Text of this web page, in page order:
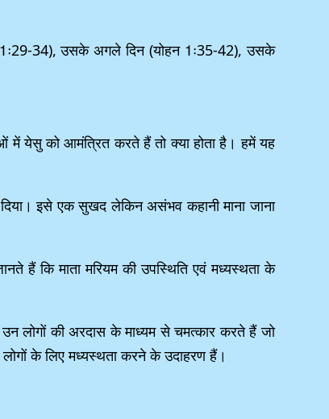
34), उसके अगले दिन (योहन 1ः35-42), उसके
में येसु को आमंत्रित करते हैं तो क्या होता है। हमें यह
इसे एक सुखद लेकिन असंभव कहानी माना जाना
कि माता मरियम की उपस्थिति एवं मध्यस्थता के
उन लोगों की अरदास के माध्यम से चमत्कार करते हैं जो
के लिए मध्यस्थता करने के उदाहरण हैं।